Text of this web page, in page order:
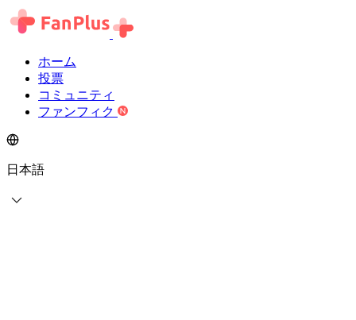
ホーム
投票
コミュニティ
ファンフィク
日本語